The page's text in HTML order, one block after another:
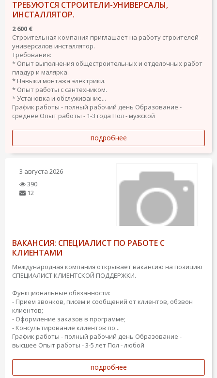
ТРЕБУЮТСЯ СТРОИТЕЛИ-УНИВЕРСАЛЫ,
ИНСТАЛЛЯТОР.
2 600 €
Строительная компания приглашает на работу строителей-
универсалов инсталлятор.
Требования:
* Опыт выполнения общестроительных и отделочных работ
пладур и малярка.
* Навыки монтажа электрики.
* Опыт работы с сантехником.
* Установка и обслуживание...
График работы - полный рабочий день Образование -
среднее Опыт работы - 1-3 года Пол - мужской
подробнее
3 августа 2026
390
12
ВАКАНСИЯ: СПЕЦИАЛИСТ ПО РАБОТЕ С
КЛИЕНТАМИ
Международная компания открывает вакансию на позицию
СПЕЦИАЛИСТ КЛИЕНТСКОЙ ПОДДЕРЖКИ.
Функциональные обязанности:
- Прием звонков, писем и сообщений от клиентов, обзвон
клиентов;
- Оформление заказов в программе;
- Консультирование клиентов по...
График работы - полный рабочий день Образование -
высшее Опыт работы - 3-5 лет Пол - любой
подробнее